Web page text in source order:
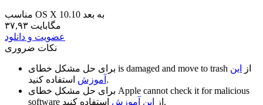
مناسب OS X 10.10 به بعد
۳۷,۹۳ مگابایت
عضویت و دانلود
نکات ضروری
is damaged and move to trash از
این
آموزش استفاده کنید.
Apple cannot check it for malicious
software
از این آموزش
استفاده کنید.